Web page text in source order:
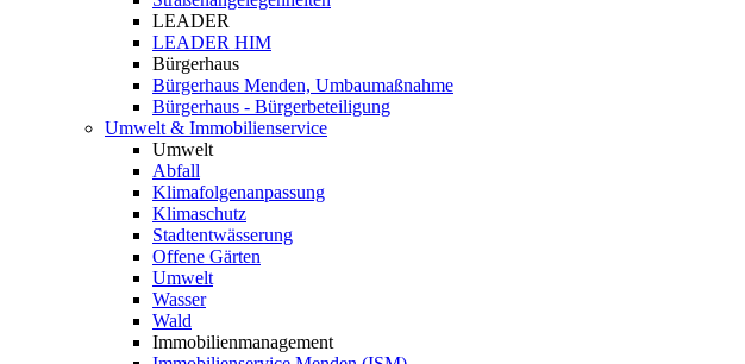
LEADER
LEADER HIM
Bürgerhaus
Bürgerhaus Menden, Umbaumaßnahme
Bürgerhaus - Bürgerbeteiligung
Umwelt & Immobilienservice
Umwelt
Abfall
Klimafolgenanpassung
Klimaschutz
Stadtentwässerung
Offene Gärten
Umwelt
Wasser
Wald
Immobilienmanagement